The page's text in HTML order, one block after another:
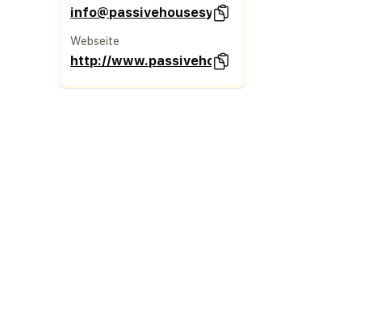
info@passivehousesystems.ie
Webseite
http://www.passivehousesystems.ie